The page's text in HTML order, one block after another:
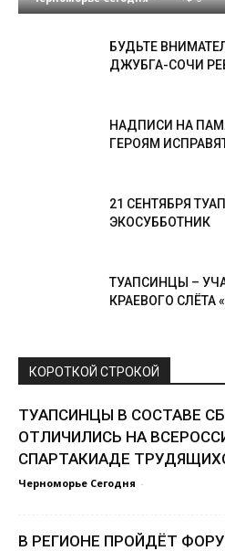
БУДЬТЕ
ДЖУБГА-СОЧИ
НАДПИСИ НА
ГЕРОЯМ
21 СЕНТЯБРЯ
ЭКОСУББОТНИК
ТУАПСИНЦЫ –
КРАЕВОГО СЛЁТА
КОРОТКОЙ СТРОКОЙ
ТУАПСИНЦЫ В СОСТАВЕ
ОТЛИЧИЛИСЬ НА
СПАРТАКИАДЕ
Черноморье Сегодня -
В РЕГИОНЕ ПРОЙДЁТ